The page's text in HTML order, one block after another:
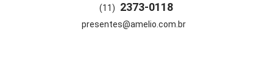
(11) 2373-0118